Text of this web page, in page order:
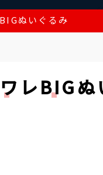
ぬいぐるみ
レBIGぬ